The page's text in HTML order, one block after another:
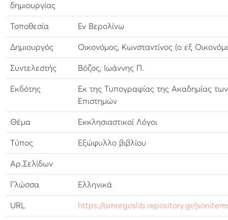
δημιουργίας
Τοποθεσία Εν Βερολίνω
Δημιουργός Οικονόμος, Κωνσταντίνος (ο εξ
Συντελεστής Βόζος, Ιωάννης Π.
Εκδότης
Εκ της Τυπογραφίας της Ακαδημίας των
Επιστημών
Θέμα Εκκλησιαστικοί Λόγοι
Τύπος Εξώφυλλο βιβλίου
Αρ.Σελίδων
Γλώσσα Ελληνικά
URL https://amorgoslib.repository.gr/